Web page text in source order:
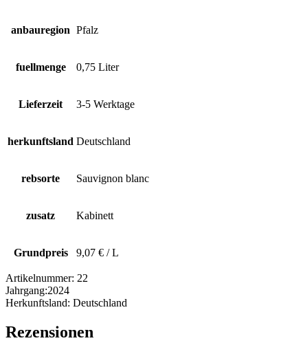
anbauregion Pfalz
fuellmenge 0,75 Liter
Lieferzeit 3-5 Werktage
herkunftsland Deutschland
rebsorte Sauvignon blanc
zusatz Kabinett
Grundpreis 9,07 € / L
Artikelnummer: 22
Jahrgang:2024
Herkunftsland: Deutschland
Rezensionen